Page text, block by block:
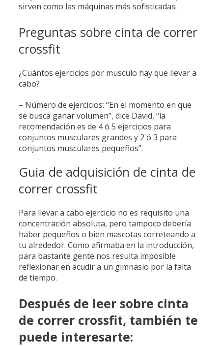
sirven como las máquinas más sofisticadas.
Preguntas sobre cinta de correr
crossfit
¿Cuántos ejercicios por musculo hay que llevar a
cabo?
– Número de ejercicios: “En el momento en que
se busca ganar volumen”, dice David, “la
recomendación es de 4 ó 5 ejercicios para
conjuntos musculares grandes y 2 ó 3 para
conjuntos musculares pequeños”.
Guia de adquisición de cinta de
correr crossfit
Para llevar a cabo ejercicio no es requisito una
concentración absoluta, pero tampoco debería
haber pequeños o bien mascotas correteando a
tu alrededor. ​Como afirmaba en la introducción,
para bastante gente nos resulta imposible
reflexionar en acudir a un gimnasio por la falta
de tiempo.
Después de leer sobre cinta
de correr crossfit, también te
puede interesarte: